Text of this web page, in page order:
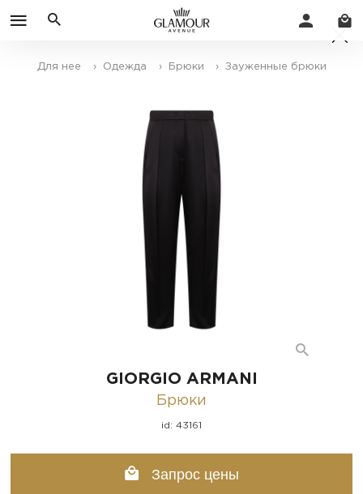
Для нее › Одежда › Брюки › Зауженные брюки
GIORGIO ARMANI
Брюки
id: 43161
Запрос цены